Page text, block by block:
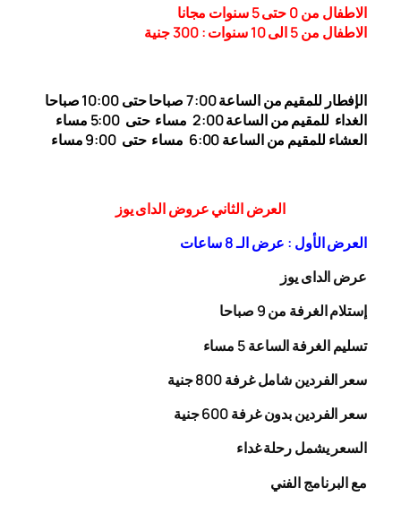
الاطفال من 0 حتى 5 سنوات مجانا
الاطفال من 5 الى 10 سنوات : 300
جنية
الإفطار للمقيم من الساعة 7:00 صباحا حتى 10:00
صباحا
الغداء للمقيم من الساعة 2:00 مساء حتى
5:00 مساء
العشاء للمقيم من الساعة 6:00 مساء حتى 9:00 مساء
العرض الثاني عروض الداى يوز
العرض الأول : عرض الـ 8 ساعات
عرض الداى يوز
إستلام الغرفة من 9 صباحا
تسليم الغرفة الساعة 5 مساء
سعر الفردين شامل غرفة
800 جنية
سعر الفردين بدون غرفة
600 جنية
السعر يشمل رحلةغداء
مع البرنامج الفني